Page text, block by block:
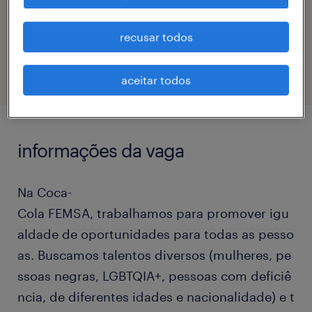
código da vaga
eTalent_JP-176922
informações da vaga
Na Coca-
Cola FEMSA, trabalhamos para promover igu
aldade de oportunidades para todas as pesso
as. Buscamos talentos diversos (mulheres, pe
ssoas negras, LGBTQIA+, pessoas com deficiê
ncia, de diferentes idades e nacionalidade) e t
recusar todos
aceitar todos